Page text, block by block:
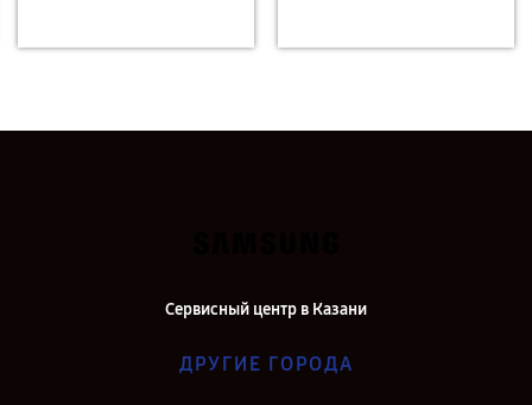
Сервисный центр в Казани
ДРУГИЕ ГОРОДА